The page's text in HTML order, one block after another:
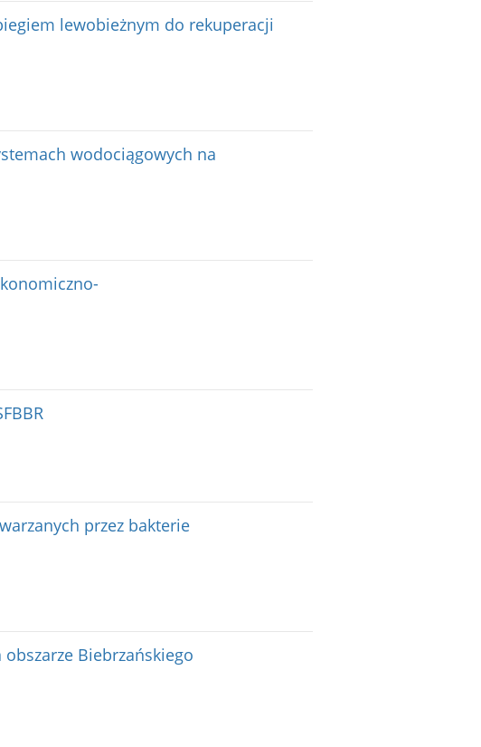
lewobieżnym do rekuperacji
wodociągowych na
przez bakterie
Biebrzańskiego